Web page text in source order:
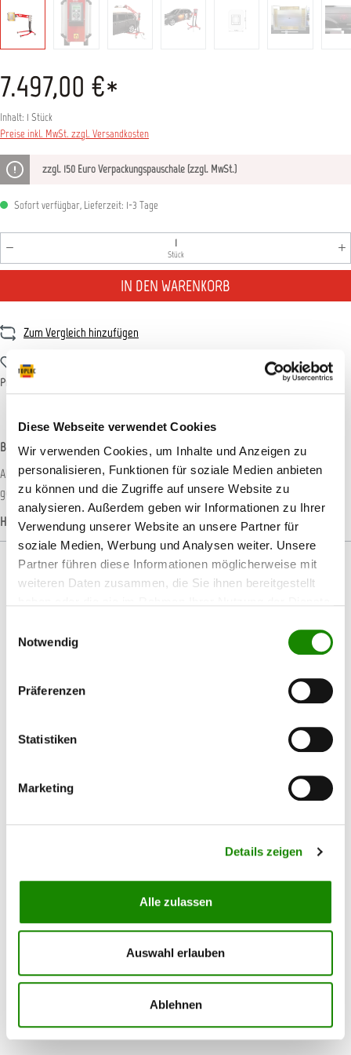
Diese Webseite verwendet Cookies
Wir verwenden Cookies, um Inhalte und Anzeigen zu
personalisieren, Funktionen für soziale Medien anbieten
zu können und die Zugriffe auf unsere Website zu
analysieren. Außerdem geben wir Informationen zu Ihrer
Verwendung unserer Website an unsere Partner für
soziale Medien, Werbung und Analysen weiter. Unsere
Partner führen diese Informationen möglicherweise mit
weiteren Daten zusammen, die Sie ihnen bereitgestellt
Notwendig
Präferenzen
Statistiken
Marketing
Details zeigen
Alle zulassen
Auswahl erlauben
Ablehnen
7.497,00 €*
Inhalt: 1 Stück
Preise inkl. MwSt. zzgl. Versandkosten
zzgl. 150 Euro Verpackungspauschale (zzgl. MwSt.)
Sofort verfügbar, Lieferzeit: 1-3 Tage
Produkt Anzahl: Gib den gewünschten Wert ein oder
Stück
IN DEN WARENKORB
Zum Vergleich hinzufügen
Zum Merkzettel hinzufügen
Produktnummer:
Beschreibung
Aktion IRT Infrarotstrahler IRT 4-1 PcAuto Der Infrarotstrahler IRT 4-1 PcAuto
gehört zur Spitzenklasse bei den mobilen Troc…Mehr
Hersteller-Informationen
IRT Strahler IRT 3 PrepCure 3 kW 801030
Der IRT 3 PrepCure ist ideal zur Trocknung kleiner bis
mittlerer Reparaturflächen geeignet. Dieses Geräte wird zur
forcierten, schnellen Trocknung von verschiedenen
Materielaien, wie z.B. Spachtel, Füller und Klarlack verwendet.
Auch für Grundierungen ist der IRT 3 PrepCure geeignet. Mit
den zwei manuellen Zeitschaltuhren ist die Bedienung des
Gasdruckfeder in Position gehalten und kann ganz einfach mit
von Hedson wird auch hier die Kurzwellentechnologie
IRT-Freiflächenreflektoren liefern diese eine bestmögliche
3.213,00 €*